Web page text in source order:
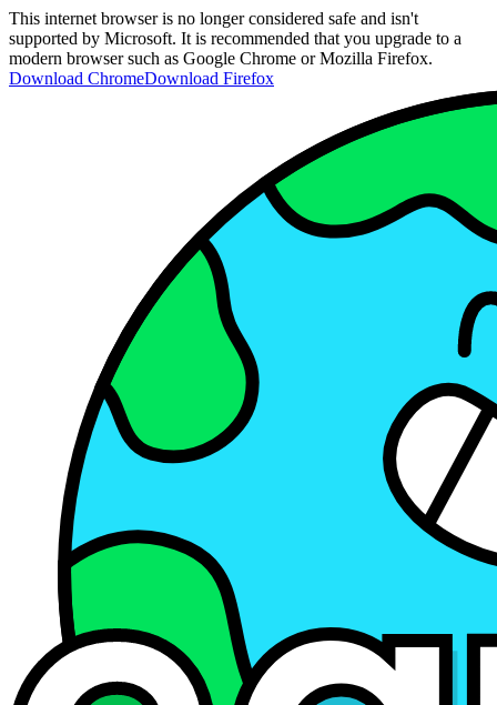
This internet browser is no longer considered safe and isn't
supported by Microsoft. It is recommended that you upgrade to a
modern browser such as Google Chrome or Mozilla Firefox.
Download ChromeDownload Firefox